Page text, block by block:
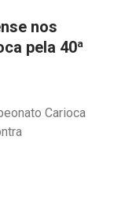
nos
pela 40ª
Carioca